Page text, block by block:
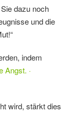
dazu noch
und die
indem
Angst. ·
wird, stärkt dies